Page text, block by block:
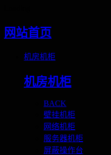
网站首页
机房机柜
机房机柜
BACK
壁挂机柜
网络机柜
服务器机柜
屏蔽操作台